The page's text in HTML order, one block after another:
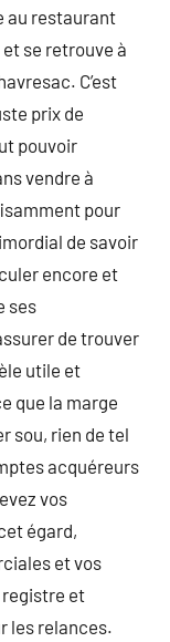
au restaurant
se retrouve à
C’est
prix de
pouvoir
vendre à
pour
de savoir
encore et
ses
de trouver
utile et
que la marge
sou, rien de tel
acquéreurs
vos
égard,
et vos
registre et
les relances.